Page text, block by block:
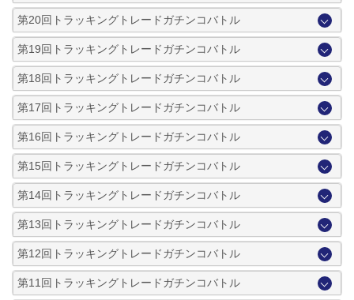
第20回トラッキングトレードガチンコバトル
第19回トラッキングトレードガチンコバトル
第18回トラッキングトレードガチンコバトル
第17回トラッキングトレードガチンコバトル
第16回トラッキングトレードガチンコバトル
第15回トラッキングトレードガチンコバトル
第14回トラッキングトレードガチンコバトル
第13回トラッキングトレードガチンコバトル
第12回トラッキングトレードガチンコバトル
第11回トラッキングトレードガチンコバトル